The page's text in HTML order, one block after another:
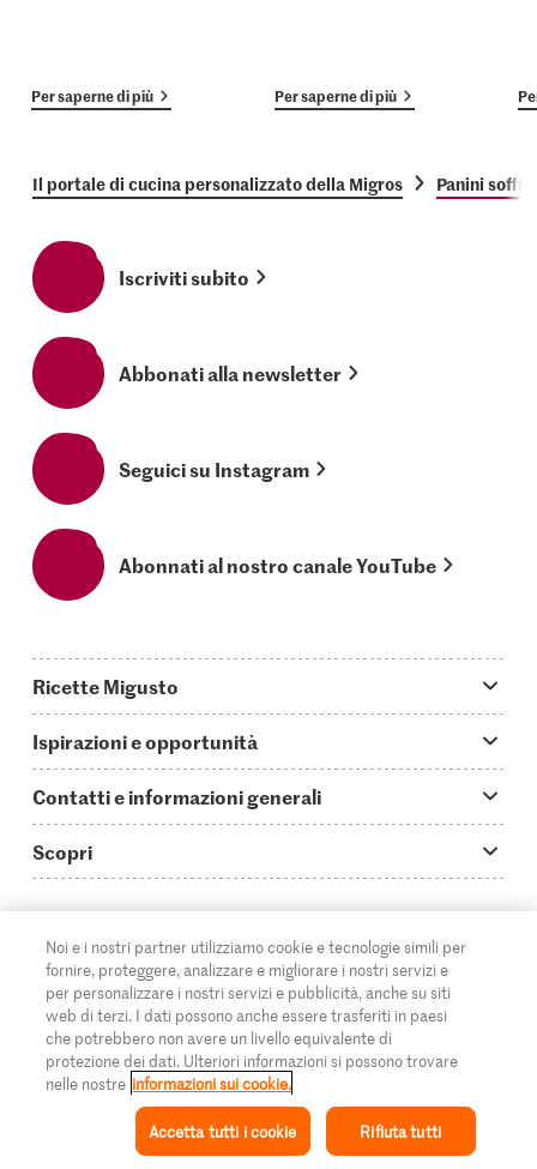
Collezione Il mio Migusto Menu
Per saperne di più Per saperne di più
Il portale di cucina personalizzato della Migros Panini
Iscriviti subito
Abbonati alla newsletter
Seguici su Instagram
Abonnati al nostro canale YouTube
Ricette Migusto
Oggi cucino
Piatti principali
Ricette semplici & veloci
Ricette al forno
Ricette per famiglie & bambini
Tutte le ricette
Ispirazioni e opportunità
Storie
Video How to
Login Migusto
Rivista Migusto
Concorsi
Contatti e informazioni generali
Guida alle abbreviazioni
Contatti
Pubblicità
Impressum
Informazioni legali
Protezione dei dati
Scopri
Migros Online
A proposito della Migros
Filiali
Cumulus
Rivista Azione
© 2026 Federazione delle cooperative Migros
Noi e i nostri partner utilizziamo cookie e tecnologie simili per
fornire, proteggere, analizzare e migliorare i nostri servizi e
per personalizzare i nostri servizi e pubblicità, anche su siti
web di terzi. I dati possono anche essere trasferiti in paesi
che potrebbero non avere un livello equivalente di
protezione dei dati. Ulteriori informazioni si possono trovare
nelle nostre informazioni sui cookie.
Rifiuta tutti
Accetta tutti i cookie